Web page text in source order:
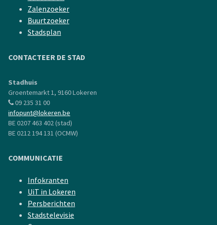
Zalenzoeker
Buurtzoeker
Stadsplan
CONTACTEER DE STAD
Stadhuis
Groentemarkt 1, 9160 Lokeren
09 235 31 00
infopunt@lokeren.be
BE 0207 463 402 (stad)
BE 0212 194 131 (OCMW)
COMMUNICATIE
Infokranten
UiT in Lokeren
Persberichten
Stadstelevisie